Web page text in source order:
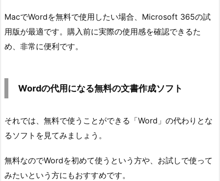
MacでWordを無料で使用したい場合、Microsoft 365の試
用版が最適です。購入前に実際の使用感を確認できるた
め、非常に便利です。
Wordの代用になる無料の文書作成ソフト
それでは、無料で使うことができる「Word」の代わりとな
るソフトを見てみましょう。
無料なのでWordを初めて使うという方や、お試しで使って
みたいという方にもおすすめです。